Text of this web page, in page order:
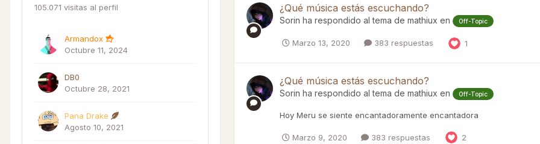
105.071 visitas al perfil
Armandox
Octubre 11, 2024
DB0
Octubre 28, 2021
Pana Drake
Agosto 10, 2021
¿Qué música estás escuchando?
Sorin ha respondido al tema de mathiux en Off-Topic
Marzo 13, 2020 383 respuestas 1
¿Qué música estás escuchando?
Sorin ha respondido al tema de mathiux en Off-Topic
Hoy Meru se siente encantadoramente encantadora
Marzo 9, 2020 383 respuestas 2